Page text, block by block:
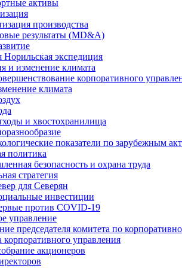
активы
производства
результаты (MD&A)
Норильская экспедиция
и изменение климата
корпоративного
климата
и хвостохранилища
показатели по зарубежным
политика
безопасность и охрана труда
стратегия
для Северян
инвестиции
против COVID‑19
управление
председателя комитета по
корпоративного управления
акционеров